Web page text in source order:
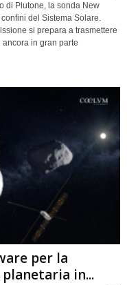
di Plutone, la sonda New
del Sistema Solare.
si prepara a trasmettere
in gran parte
per la
in...